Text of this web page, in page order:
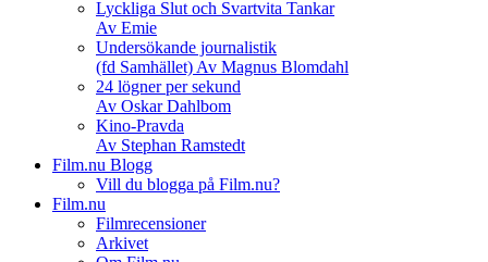
Lyckliga Slut och Svartvita Tankar
Av Emie
Undersökande journalistik
(fd Samhället) Av Magnus Blomdahl
24 lögner per sekund
Av Oskar Dahlbom
Kino-Pravda
Av Stephan Ramstedt
Film.nu Blogg
Vill du blogga på Film.nu?
Film.nu
Filmrecensioner
Arkivet